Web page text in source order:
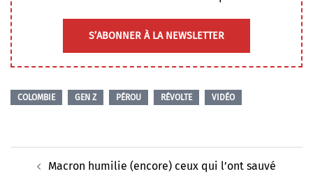
S’ABONNER À LA NEWSLETTER
COLOMBIE GEN Z PÉROU RÉVOLTE VIDÉO
d’articleMacron humilie (encore) ceux qui l’ont sauvé